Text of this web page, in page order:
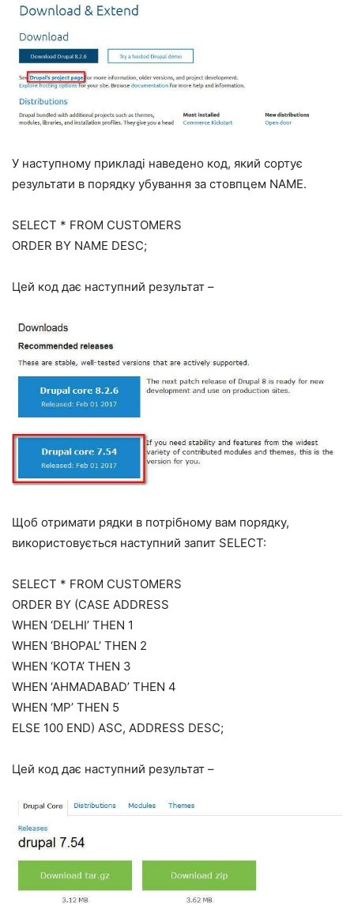
У наступному прикладі наведено код, який сортує
результати в порядку убування за стовпцем NAME.
SELECT * FROM CUSTOMERS
ORDER BY NAME DESC;
Цей код дає наступний результат –
Щоб отримати рядки в потрібному вам порядку,
використовується наступний запит SELECT:
SELECT * FROM CUSTOMERS
ORDER BY (CASE ADDRESS
WHEN ‘DELHI’ THEN 1
WHEN ‘BHOPAL’ THEN 2
WHEN ‘KOTA’ THEN 3
WHEN ‘AHMADABAD’ THEN 4
WHEN ‘MP’ THEN 5
ELSE 100 END) ASC, ADDRESS DESC;
Цей код дає наступний результат –